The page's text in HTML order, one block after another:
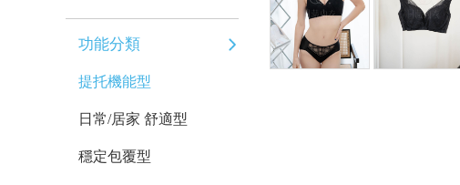
功能分類
提托機能型
日常/居家 舒適型
穩定包覆型